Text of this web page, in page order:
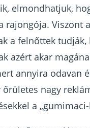
elmondhatjuk,
rajongója. Viszont
a felnőttek tudják,
azért akar
annyira odavan
őrületes nagy
a